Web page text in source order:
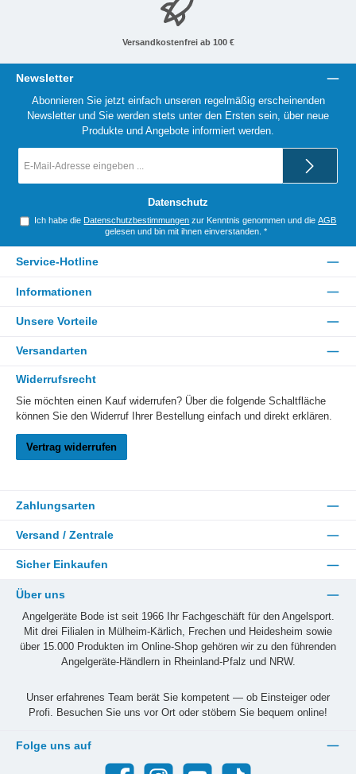
Versandkostenfrei ab 100 €
Newsletter
Abonnieren Sie jetzt einfach unseren regelmäßig erscheinenden
Newsletter und Sie werden stets unter den Ersten sein, über neue
Produkte und Angebote informiert werden.
Mail-
Datenschutz
Ich habe die Datenschutzbestimmungen zur Kenntnis genommen und dieAGB
gelesen und bin mit ihnen einverstanden. *
Service-Hotline
Informationen
Unsere Vorteile
Versandarten
Widerrufsrecht
Sie möchten einen Kauf widerrufen? Über die folgende Schaltfläche
können Sie den Widerruf Ihrer Bestellung einfach und direkt erklären.
Vertrag widerrufen
Zahlungsarten
Versand / Zentrale
Sicher Einkaufen
Über uns
Angelgeräte Bode ist seit 1966 Ihr Fachgeschäft für den Angelsport.
Mit drei Filialen in Mülheim-Kärlich, Frechen und Heidesheim sowie
über 15.000 Produkten im Online-Shop gehören wir zu den führenden
Angelgeräte-Händlern in Rheinland-Pfalz und NRW.
Unser erfahrenes Team berät Sie kompetent — ob Einsteiger oder
Profi. Besuchen Sie uns vor Ort oder stöbern Sie bequem online!
Folge uns auf